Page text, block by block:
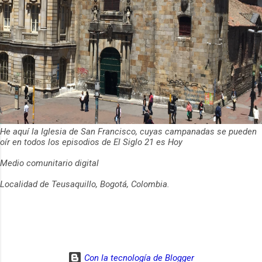
He aquí la Iglesia de San Francisco, cuyas campanadas se pueden
oír en todos los episodios de El Siglo 21 es Hoy
Medio comunitario digital
Localidad de Teusaquillo, Bogotá, Colombia.
Con la tecnología de Blogger